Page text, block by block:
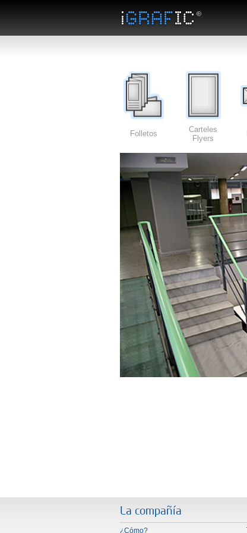
Folletos
Carteles
Flyers
La compañía
¿Cómo?